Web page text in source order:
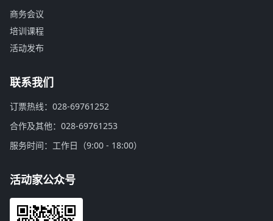
商务会议
培训课程
活动发布
联系我们
订票热线：028-69761252
合作及其他：028-69761253
服务时间：工作日（9:00 - 18:00）
活动家公众号